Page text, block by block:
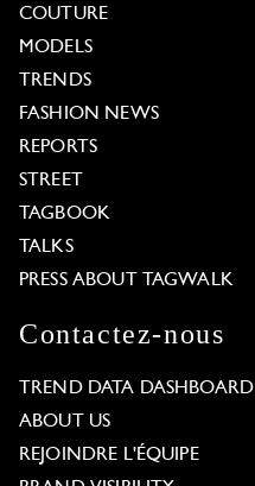
COUTURE
MODELS
TRENDS
FASHION NEWS
REPORTS
STREET
TAGBOOK
TALKS
PRESS ABOUT TAGWALK
Contactez-nous
TREND DATA DASHBOARD
ABOUT US
REJOINDRE L'ÉQUIPE